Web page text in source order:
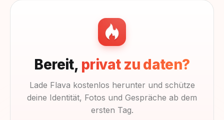
Bereit, privat zu daten?
Lade Flava kostenlos herunter und schütze
deine Identität, Fotos und Gespräche ab dem
ersten Tag.